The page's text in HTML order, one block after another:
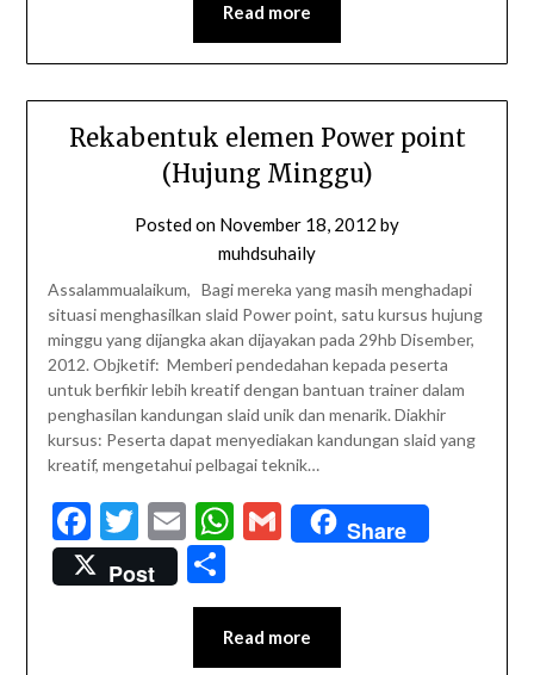
Read more
Rekabentuk elemen Power point
(Hujung Minggu)
Posted on November 18, 2012 by
muhdsuhaily
Assalammualaikum, Bagi mereka yang masih menghadapi
situasi menghasilkan slaid Power point, satu kursus hujung
minggu yang dijangka akan dijayakan pada 29hb Disember,
2012. Objketif: Memberi pendedahan kepada peserta
untuk berfikir lebih kreatif dengan bantuan trainer dalam
penghasilan kandungan slaid unik dan menarik. Diakhir
kursus: Peserta dapat menyediakan kandungan slaid yang
kreatif, mengetahui pelbagai teknik…
Facebook
Twitter
EmailWhatsApp
GmailShare
Post
Share
Read more